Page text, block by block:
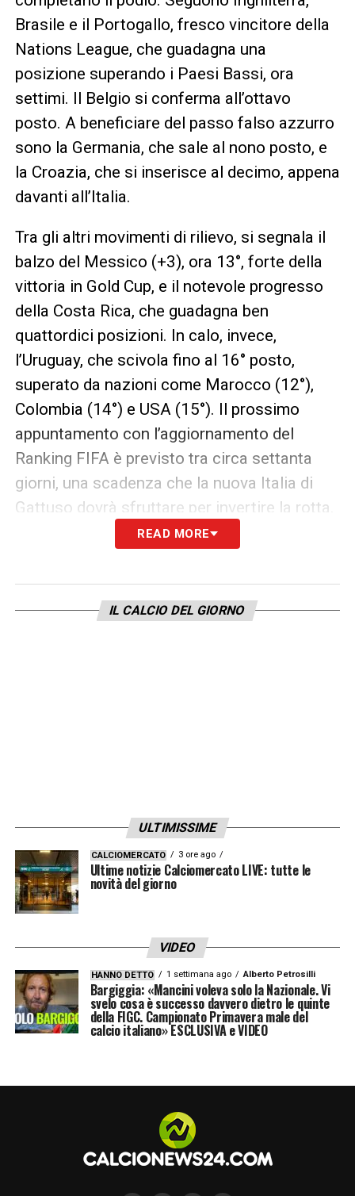
Brasile e il Portogallo, fresco vincitore della
Nations League, che guadagna una
posizione superando i Paesi Bassi, ora
settimi. Il Belgio si conferma all’ottavo
posto. A beneficiare del passo falso azzurro
sono la Germania, che sale al nono posto, e
la Croazia, che si inserisce al decimo, appena
davanti all’Italia.
Tra gli altri movimenti di rilievo, si segnala il
balzo del Messico (+3), ora 13°, forte della
vittoria in Gold Cup, e il notevole progresso
della Costa Rica, che guadagna ben
quattordici posizioni. In calo, invece,
l’Uruguay, che scivola fino al 16° posto,
superato da nazioni come Marocco (12°),
Colombia (14°) e USA (15°). Il prossimo
appuntamento con l’aggiornamento del
Ranking FIFA è previsto tra circa settanta
giorni, una scadenza che la nuova Italia di
Gattuso dovrà sfruttare per invertire la rotta.
READ MORE
IL CALCIO DEL GIORNO
ULTIMISSIME
CALCIOMERCATO 3 ore ago
Ultime notizie Calciomercato LIVE: tutte le
novità del giorno
VIDEO
HANNO DETTO 1 settimana ago Alberto Petrosilli
Bargiggia: «Mancini voleva solo la Nazionale. Vi
svelo cosa è successo davvero dietro le quinte
della FIGC. Campionato Primavera male del
calcio italiano» ESCLUSIVA e VIDEO